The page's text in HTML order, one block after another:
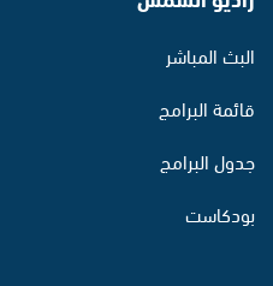
البث المباشر
قائمة البرامج
جدول البرامج
بودكاست